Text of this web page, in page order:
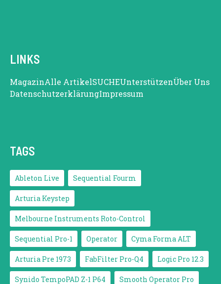
LINKS
MagazinAlle ArtikelSUCHEUnterstützenÜber Uns
DatenschutzerklärungImpressum
TAGS
Ableton Live Sequential Fourm
Arturia Keystep
Melbourne Instruments Roto-Control
Sequential Pro-1 Operator Cyma Forma ALT
Arturia Pre 1973 FabFilter Pro-Q4 Logic Pro 12.3
Synido TempoPAD Z-1 P64 Smooth Operator Pro